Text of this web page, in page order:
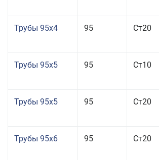
Трубы 95x4 95 Ст20
Трубы 95x5 95 Ст10
Трубы 95x5 95 Ст20
Трубы 95x6 95 Ст20